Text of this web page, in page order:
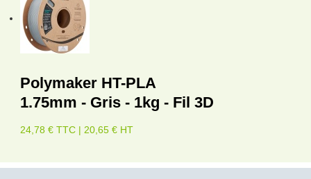
Polymaker HT-PLA
1.75mm - Gris - 1kg - Fil 3D
24,78 € TTC | 20,65 € HT